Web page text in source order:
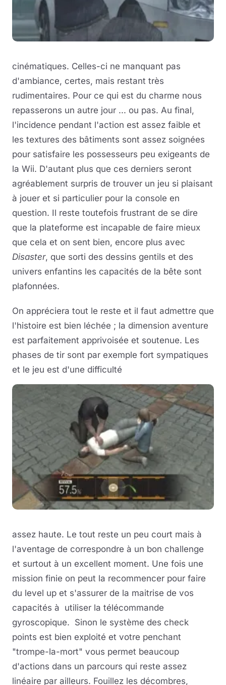
cinématiques. Celles-ci ne manquant pas
d'ambiance, certes, mais restant très
rudimentaires. Pour ce qui est du charme nous
repasserons un autre jour ... ou pas. Au final,
l'incidence pendant l'action est assez faible et
les textures des bâtiments sont assez soignées
pour satisfaire les possesseurs peu exigeants de
la Wii. D'autant plus que ces derniers seront
agréablement surpris de trouver un jeu si plaisant
à jouer et si particulier pour la console en
question. Il reste toutefois frustrant de se dire
que la plateforme est incapable de faire mieux
que cela et on sent bien, encore plus avec
Disaster, que sorti des dessins gentils et des
univers enfantins les capacités de la bête sont
plafonnées.
On appréciera tout le reste et il faut admettre que
l'histoire est bien léchée ; la dimension aventure
est parfaitement apprivoisée et soutenue. Les
phases de tir sont par exemple fort sympatiques
et le jeu est d'une difficulté
assez haute. Le tout reste un peu court mais à
l'aventage de correspondre à un bon challenge
et surtout à un excellent moment. Une fois une
mission finie on peut la recommencer pour faire
du level up et s'assurer de la maitrise de vos
capacités à utiliser la télécommande
gyroscopique. Sinon le système des check
points est bien exploité et votre penchant
"trompe-la-mort" vous permet beaucoup
d'actions dans un parcours qui reste assez
linéaire par ailleurs. Fouillez les décombres,